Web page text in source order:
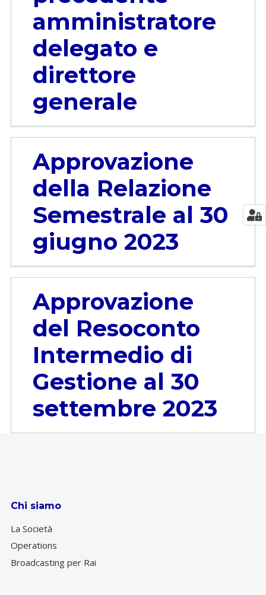
amministratore
delegato e
direttore
generale
Approvazione
della Relazione
Semestrale al 30
giugno 2023
Approvazione
del Resoconto
Intermedio di
Gestione al 30
settembre 2023
Chi siamo
La Società
Operations
Broadcasting per Rai